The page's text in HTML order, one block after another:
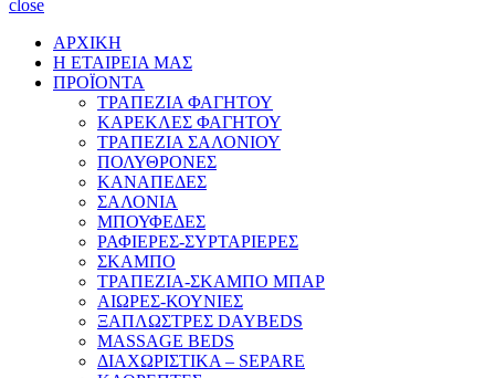
close
ΑΡΧΙΚΗ
Η ΕΤΑΙΡΕΙΑ ΜΑΣ
ΠΡΟΪΟΝΤΑ
ΤΡΑΠΕΖΙΑ ΦΑΓΗΤΟΥ
ΚΑΡΕΚΛΕΣ ΦΑΓΗΤΟΥ
ΤΡΑΠΕΖΙΑ ΣΑΛΟΝΙΟΥ
ΠΟΛΥΘΡΟΝΕΣ
ΚΑΝΑΠΕΔΕΣ
ΣΑΛΟΝΙΑ
ΜΠΟΥΦΕΔΕΣ
ΡΑΦΙΕΡΕΣ-ΣΥΡΤΑΡΙΕΡΕΣ
ΣΚΑΜΠΟ
ΤΡΑΠΕΖΙΑ-ΣΚΑΜΠΟ ΜΠΑΡ
ΑΙΩΡΕΣ-ΚΟΥΝΙΕΣ
ΞΑΠΛΩΣΤΡΕΣ DAYBEDS
MASSAGE BEDS
ΔΙΑΧΩΡΙΣΤΙΚΑ – SEPARE